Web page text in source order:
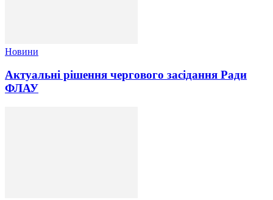
Новини
Актуальні рішення чергового засідання Ради
ФЛАУ